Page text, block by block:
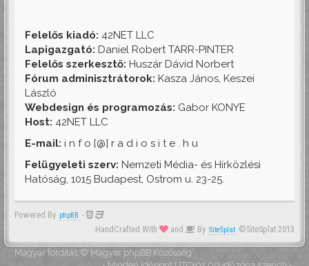
Felelős kiadó: 42NET LLC
Lapigazgató: Daniel Robert TARR-PINTER
Felelős szerkesztő: Huszár Dávid Norbert
Fórum adminisztrátorok: Kasza János, Keszei
László
Webdesign és programozás: Gabor KONYE
Host: 42NET LLC
E-mail: i n f o [@] r a d i o s i t e . h u
Felügyeleti szerv: Nemzeti Média- és Hírközlési
Hatóság, 1015 Budapest, Ostrom u. 23-25.
Powered By phpBB -
HandCrafted With
and By SiteSplat ©SiteSplat 2013
Magyar fordítás © Magyar phpBB Közösség